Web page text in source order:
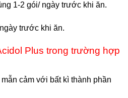
1-2 gói/ ngày trước khi ăn.
trước khi ăn.
Plus trong trường hợp
cảm với bất kì thành phần